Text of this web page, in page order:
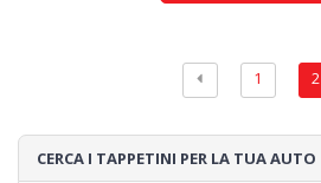
1 2
CERCA I TAPPETINI PER LA TUA AUTO